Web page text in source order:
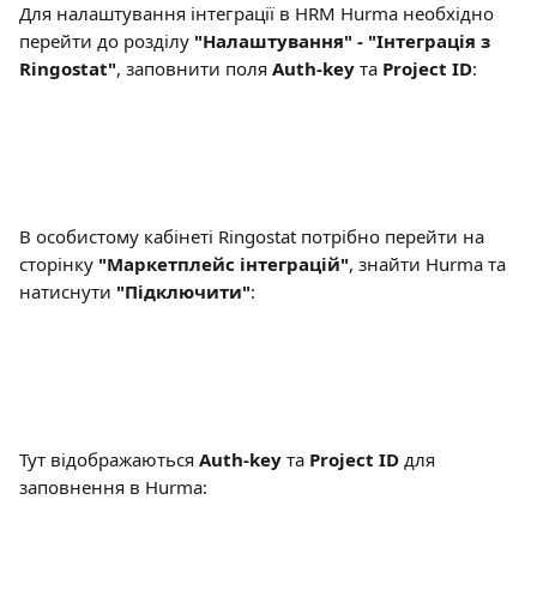
Для налаштування інтеграції в HRM Hurma необхідно
перейти до розділу "Налаштування" - "Інтеграція з
Ringostat", заповнити поля Auth-key та Project ID:
В особистому кабінеті Ringostat потрібно перейти на
сторінку "Маркетплейс інтеграцій", знайти Hurma та
натиснути "Підключити":
Тут відображаються Auth-key та Project ID для
заповнення в Hurma: